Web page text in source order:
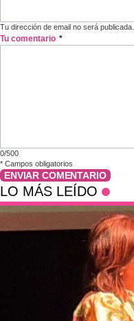
Tu dirección de email no será publicada.
Tu comentario *
0/500
* Campos obligatorios
ENVIAR COMENTARIO
LO MÁS LEÍDO